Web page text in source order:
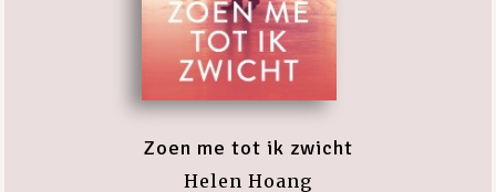
Zoen me tot ik zwicht
Helen Hoang